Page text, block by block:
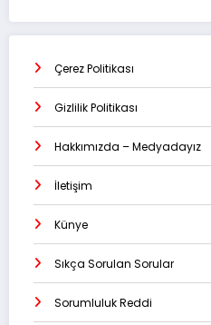
Çerez Politikası
Gizlilik Politikası
Hakkımızda – Medyadayız
İletişim
Künye
Sıkça Sorulan Sorular
Sorumluluk Reddi